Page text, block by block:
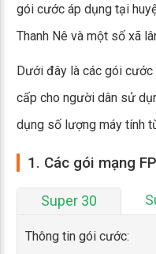
gói cước áp dụng tại
Thanh Nê và một số xã
Dưới đây là các gói cước
cấp cho người dân sử
dụng số lượng máy tính
1. Các gói mạng
Super 30
Thông tin gói cước: